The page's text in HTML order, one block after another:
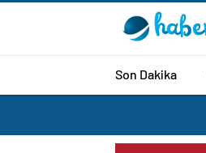
Son Dakika